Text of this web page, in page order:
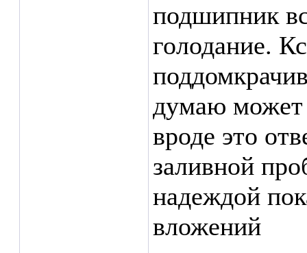
подшипник
голодание.
думаю может
вроде это
заливной
надеждой
вложений